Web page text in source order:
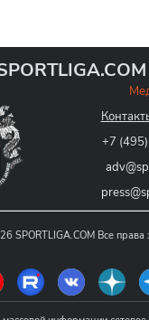
+7
SPORTLIGA.COM Все